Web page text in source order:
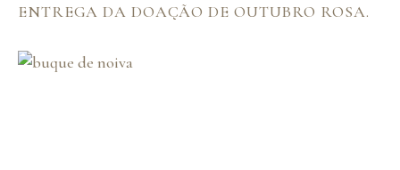
ENTREGA DA DOAÇÃO DE OUTUBRO ROSA.